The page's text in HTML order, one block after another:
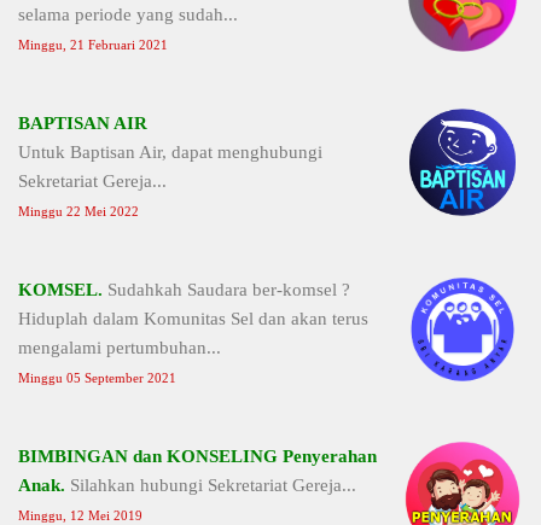
selama periode yang sudah...
Minggu, 21 Februari 2021
BAPTISAN AIR
Untuk Baptisan Air, dapat menghubungi
Sekretariat Gereja...
Minggu 22 Mei 2022
KOMSEL. Sudahkah Saudara ber-komsel ?
Hiduplah dalam Komunitas Sel dan akan terus
mengalami pertumbuhan...
Minggu 05 September 2021
BIMBINGAN dan KONSELING Penyerahan
Anak. Silahkan hubungi Sekretariat Gereja...
Minggu, 12 Mei 2019